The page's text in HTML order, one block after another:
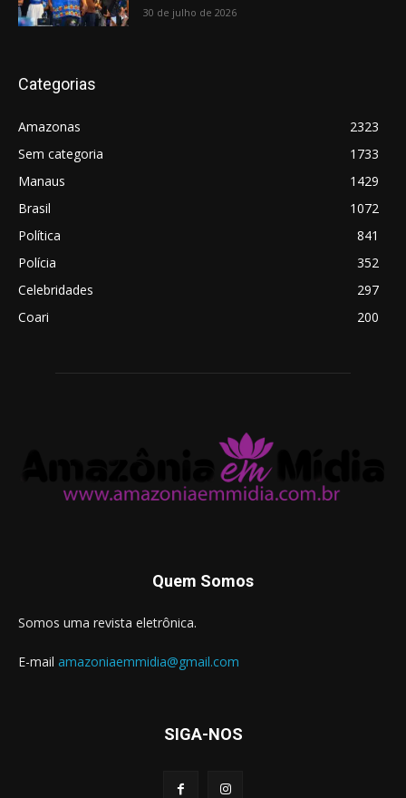
30 de julho de 2026
Categorias
Amazonas
2323
Sem categoria
1733
Manaus
1429
Brasil
1072
Política
841
Polícia
352
Celebridades
297
Coari
200
Quem Somos
Somos uma revista eletrônica.
E-mail amazoniaemmidia@gmail.com
SIGA-NOS